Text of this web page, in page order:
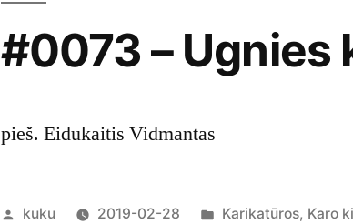
#0073 – Ugnies
pieš. Eidukaitis Vidmantas
Posted
kuku 2019-02-28
Posted
Karikatūros, Karo